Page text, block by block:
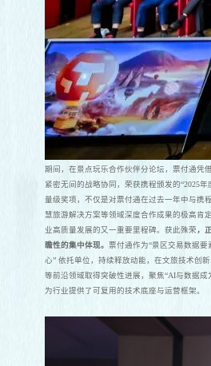
期间，在景点玩乐合作伙伴分论坛，票付通凭
紧密无间的战略协同，荣获携程颁发的“2025
量级奖项，不仅是对票付通在过去一年中与携
慧旅游解决方案等领域深度合作成果的极高肯
业高质量发展的又一重要里程碑。获此殊荣，
瞻性的集中体现。 票付通作为“景区交易数据
心” 依托单位，持续释放动能，在文旅技术创
等前沿领域取得突破性进展，聚焦“AI与数据成
为行业提供了可复用的技术底座与运营框架。